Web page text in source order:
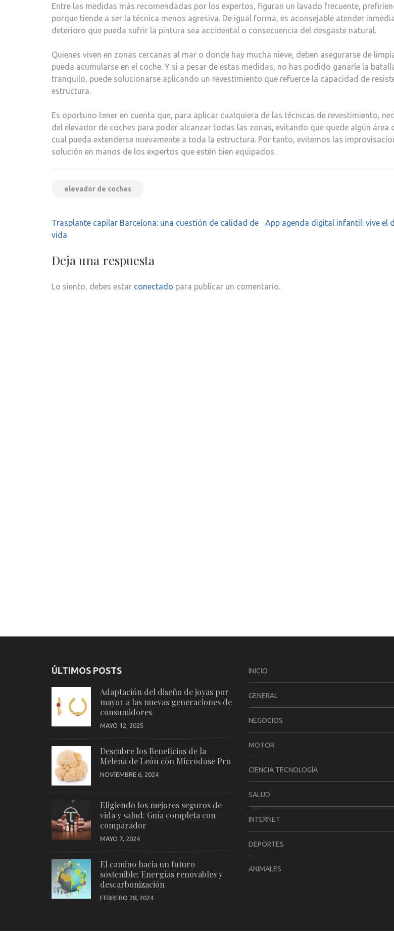
Entre las medidas más recomendadas por los expertos, figuran un lavado frecuente,
porque tiende a ser la técnica menos agresiva. De igual forma, es aconsejable atender
deterioro que pueda sufrir la pintura sea accidental o consecuencia del desgaste natural.
Quienes viven en zonas cercanas al mar o donde hay mucha nieve, deben asegurarse de
pueda acumularse en el coche. Y si a pesar de estas medidas, no has podido ganarle la
tranquilo, puede solucionarse aplicando un revestimiento que refuerce la capacidad de
estructura.
Es oportuno tener en cuenta que, para aplicar cualquiera de las técnicas de revestimiento,
del elevador de coches para poder alcanzar todas las zonas, evitando que quede algún área
cual pueda extenderse nuevamente a toda la estructura. Por tanto, evitemos las
solución en manos de los expertos que estén bien equipados.
elevador de coches
Navegación
de
Trasplante capilar Barcelona: una cuestión de calidad de
vida
App agenda digital infantil: vive el
Deja una respuesta
Lo siento, debes estar conectado para publicar un comentario.
ÚLTIMOS POSTS
Adaptación del diseño de joyas por
mayor a las nuevas generaciones de
consumidores
MAYO 12, 2025
Descubre los Beneficios de la
Melena de León con Microdose Pro
NOVIEMBRE 6, 2024
Eligiendo los mejores seguros de
vida y salud: Guía completa con
comparador
MAYO 7, 2024
El camino hacia un futuro
sostenible: Energías renovables y
descarbonización
FEBRERO 28, 2024
INICIO
GENERAL
NEGOCIOS
MOTOR
CIENCIA TECNOLOGÍA
SALUD
INTERNET
DEPORTES
ANIMALES